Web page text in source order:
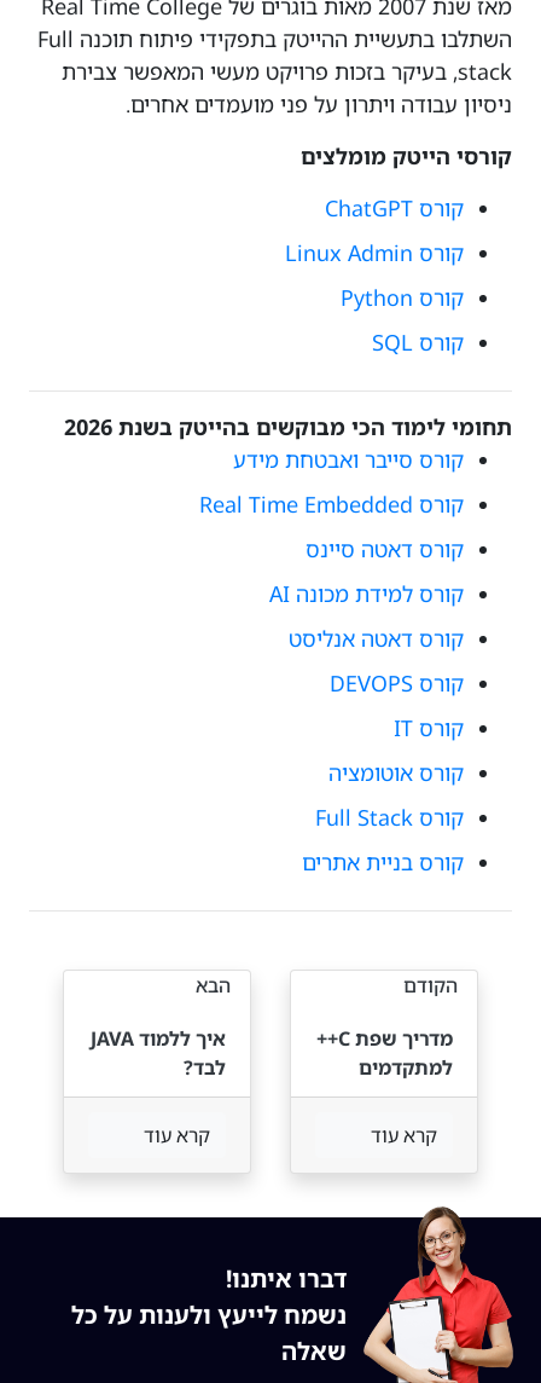
מאז שנת 2007 מאות בוגרים של Real Time College
השתלבו בתעשיית ההייטק בתפקידי פיתוח תוכנה Full
stack, בעיקר בזכות פרויקט מעשי המאפשר צבירת
ניסיון עבודה ויתרון על פני מועמדים אחרים.
קורסי הייטק מומלצים
קורס ChatGPT
קורס Linux Admin
קורס Python
קורס SQL
תחומי לימוד הכי מבוקשים בהייטק בשנת 2026
קורס סייבר ואבטחת מידע
קורס Real Time Embedded
קורס דאטה סיינס
קורס למידת מכונה AI
קורס דאטה אנליסט
קורס DEVOPS
קורס IT
קורס אוטומציה
קורס Full Stack
קורס בניית אתרים
הבא
איך ללמוד JAVA
לבד?
קרא עוד
הקודם
מדריך שפת C++
למתקדמים
קרא עוד
דברו איתנו!
נשמח לייעץ ולענות על כל
שאלה